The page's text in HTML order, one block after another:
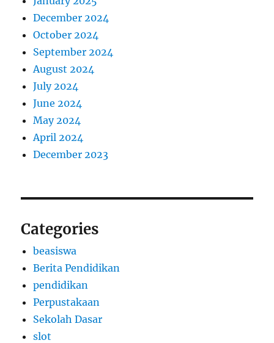
December 2024
October 2024
September 2024
August 2024
July 2024
June 2024
May 2024
April 2024
December 2023
Categories
beasiswa
Berita Pendidikan
pendidikan
Perpustakaan
Sekolah Dasar
slot